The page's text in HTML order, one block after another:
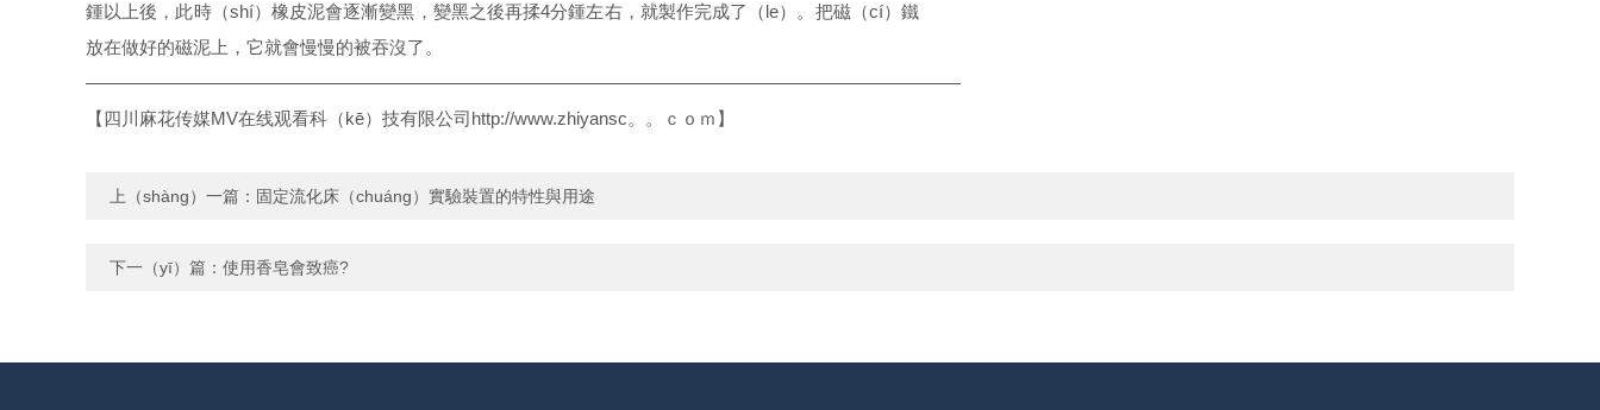
鍾以上後，此時（shí）橡皮泥會逐漸變黑，變黑之後再揉4分鍾左右，就製作完成了（le）。把磁（cí）鐵
放在做好的磁泥上，它就會慢慢的被吞沒了。
—————————————————————————————————————————————————
【四川麻花传媒MV在线观看科（kē）技有限公司http://www.zhiyansc。。ｃｏｍ 】
上（shàng）一篇： 固定流化床（chuáng）實驗裝置的特性與用途
下一（yī）篇： 使用香皂會致癌?